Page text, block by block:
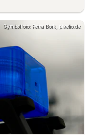
Symbolfoto: Petra Bork, pixelio.de